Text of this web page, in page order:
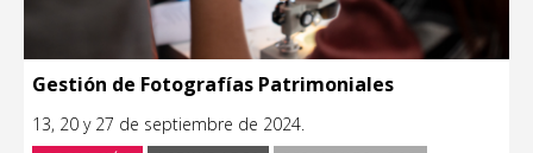
Gestión de Fotografías Patrimoniales
13, 20 y 27 de septiembre de 2024.